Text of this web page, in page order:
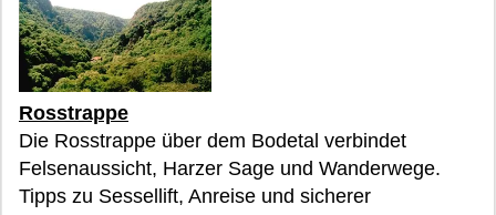
Rosstrappe
Die Rosstrappe über dem Bodetal verbindet
Felsenaussicht, Harzer Sage und Wanderwege.
Tipps zu Sessellift, Anreise und sicherer